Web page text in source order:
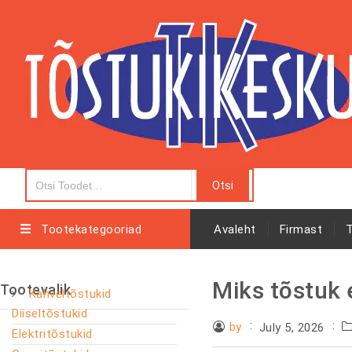
Tootekategooriad
Kahveltõstukid
Diiseltõstukid
Elektritõstukid
Avaleht Firmast
Miks tõstuk
by July 5, 2026
Tootevalik